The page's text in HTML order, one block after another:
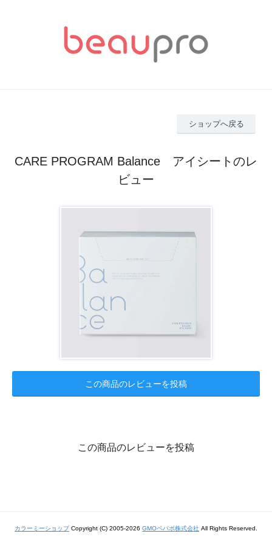
ショップへ戻る
CARE PROGRAM Balance アイシートのレ
ビュー
この商品のレビューを投稿
この商品のレビューを投稿
カラーミーショップCopyright (C) 2005-2026 GMOペパボ株式会社 All Rights Reserved.